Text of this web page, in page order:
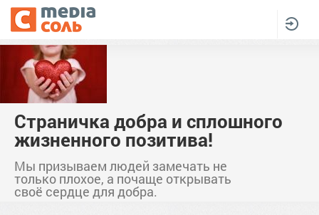
Страничка добра и сплошного
жизненного позитива!
Мы призываем людей замечать не
только плохое, а почаще открывать
своё сердце для добра.